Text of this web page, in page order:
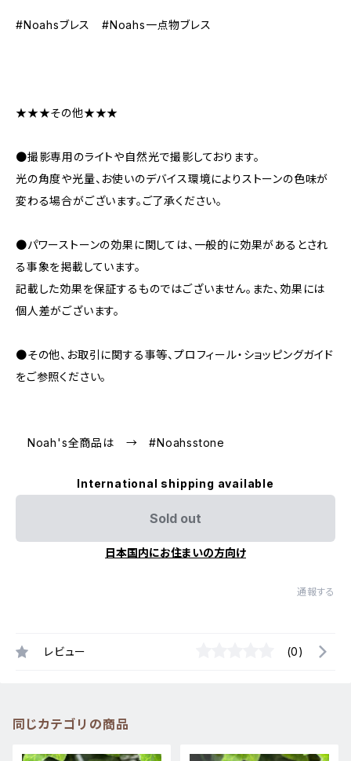
#Noahsブレス #Noahs一点物ブレス
★★★その他★★★
●撮影専用のライトや自然光で撮影しております。
光の角度や光量、お使いのデバイス環境によりストーンの色味が
変わる場合がございます。ご了承ください。
●パワーストーンの効果に関しては、一般的に効果があるとされ
る事象を掲載しています。
記載した効果を保証するものではございません。また、効果には
個人差がございます。
●その他、お取引に関する事等、プロフィール・ショッピングガイド
をご参照ください。
Noah's全商品は → #Noahsstone
International shipping available
Sold out
日本国内にお住まいの方向け
通報する
レビュー (0)
同じカテゴリの商品